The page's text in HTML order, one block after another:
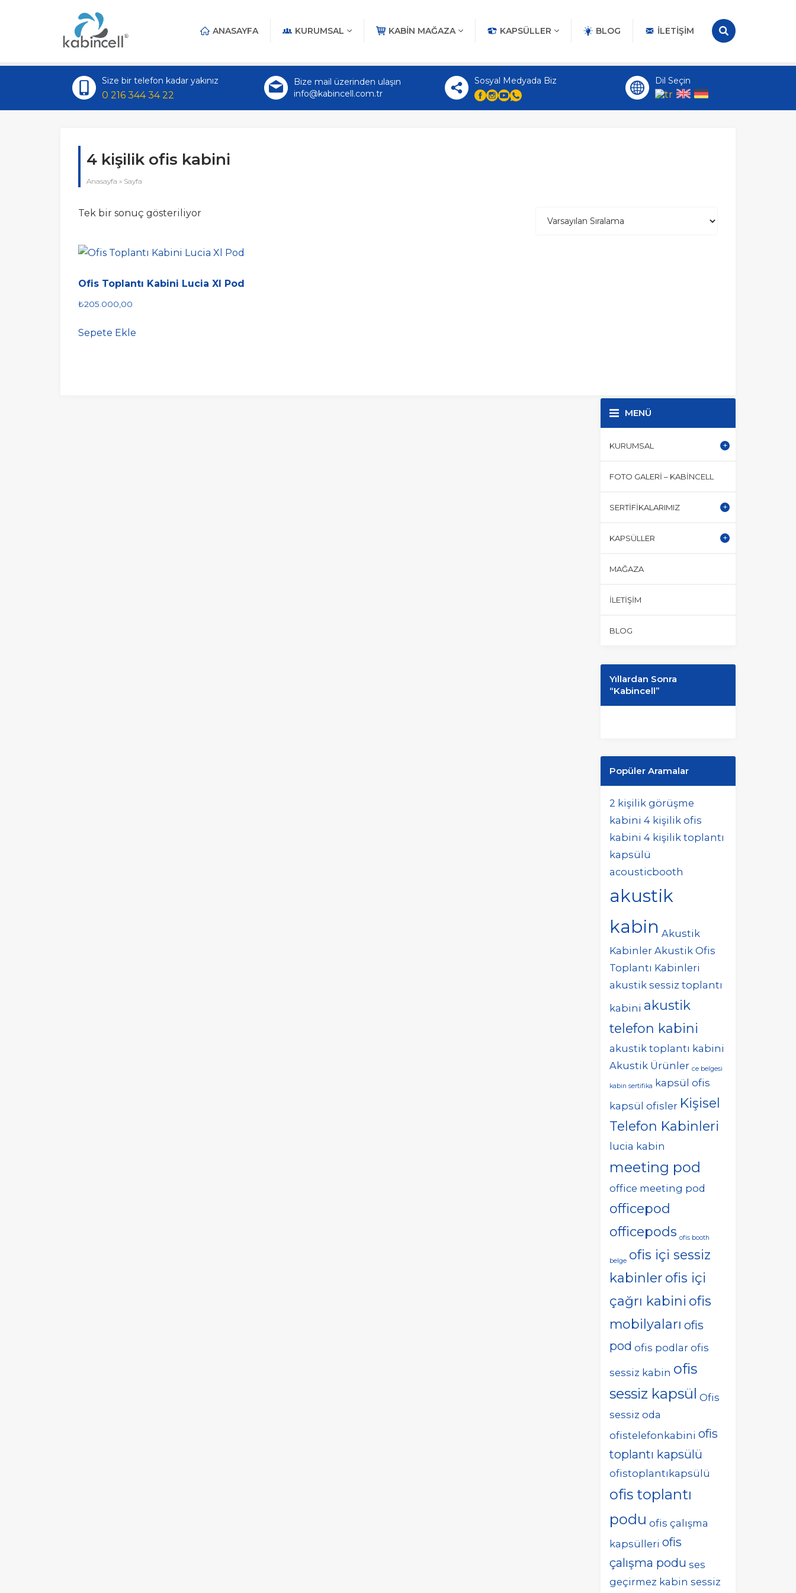
ANASAYFA KURUMSAL KABIN MAĞAZA KAPSÜLLER BLOG İLETIŞIM
Size bir telefon kadar yakınız
0 216 344 34 22
Bize mail üzerinden ulaşın
info@kabincell.com.tr
Sosyal Medyada Biz Dil Seçin
4 kişilik ofis kabini
Anasayfa » Sayfa
Tek bir sonuç gösteriliyor
Ofis Toplantı Kabini Lucia Xl Pod
₺205.000,00
Sepete Ekle
MENÜ
KURUMSAL
FOTO GALERI – KABINCELL
SERTIFIKALARIMIZ
KAPSÜLLER
MAĞAZA
İLETIŞIM
BLOG
Yıllardan Sonra
“Kabincell”
Popüler Aramalar
2 kişilik görüşme
kabini 4 kişilik ofis
kabini 4 kişilik toplantı
kapsülü
acousticbooth
akustik
kabin Akustik
Kabinler Akustik Ofis
Toplantı Kabinleri
akustik sessiz toplantı
kabini akustik
telefon kabini
akustik toplantı kabini
Akustik Ürünler ce belgesi
kabin sertifika kapsül ofis
kapsül ofisler Kişisel
Telefon Kabinleri
lucia kabin
meeting pod
office meeting pod
officepod
officepods ofis booth
belge ofis içi sessiz
kabinler ofis içi
çağrı kabini ofis
mobilyaları ofis
pod ofis podlar ofis
sessiz kabin ofis
sessiz kapsül Ofis
sessiz oda
ofistelefonkabini ofis
toplantı kapsülü
ofistoplantıkapsülü
ofis toplantı
podu ofis çalışma
kapsülleri ofis
çalışma podu ses
geçirmez kabin sessiz